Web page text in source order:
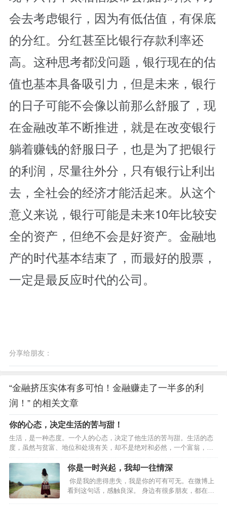
会去考虑银行，因为有低估值，有保底
的分红。分红甚至比银行存款利率还
高。这种思考都没问题，银行现在的估
值也基本具备吸引力，但是未来，银行
的日子可能不会像以前那么舒服了，现
在金融改革不断推进，就是在改变银行
躺着赚钱的舒服日子，也是为了把银行
的利润，尽量往外分，只有银行让利出
去，全社会的经济才能活起来。从这个
意义来说，银行可能是未来10年比较安
全的资产，但绝不会是好资产。金融地
产的时代基本结束了，而最好的股票，
一定是最反应时代的公司。
分享给朋友：
“金融挤压实体有多可怕！金融赚走了一半多的利
润！” 的相关文章
你的心态，决定生活的苦与甜！
生活，是一种态度。一个人的心态，决定了他生活的苦与甜。生活的态
度，虽然与贫富、地位和处境有关，却不是绝对和必然，一个富翁，或
许会整日愁容满面，而一个穷人，则可能会快乐悠然；一个健康的人，
或许会怨天尤人，而一个残疾人，也许能坦然乐观；一个一帆风顺的
人，或许会愁眉不展，而一个身处逆境的人，或许能面带笑颜。我们虽
然不能掌握生命的长度，但可以改变生命的宽度；我们虽然不能改变自
己的命运，但可以改变面对命运的心态。人的命运随着心态的好坏而改
你是一时兴起，我却一往情深
你是我的患得患失，我是你的可有可无。在微博上
看到这句话，感触良深。 身边有很多朋友，都在感